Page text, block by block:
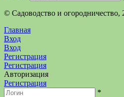
©️ Садоводство и огородничество,
Главная
Вход
Вход
Регистрация
Регистрация
Авторизация
Регистрация
*